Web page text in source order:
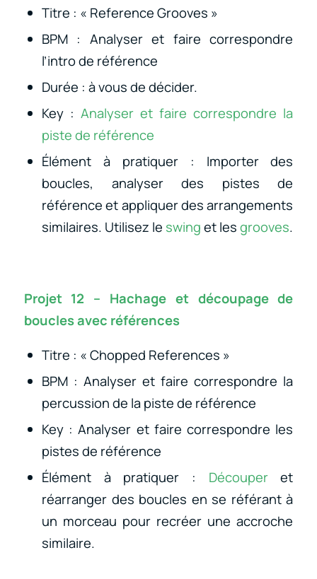
Titre : « Reference Grooves »
BPM : Analyser et faire correspondre
l’intro de référence
Durée : à vous de décider.
Key :Analyser et faire correspondre la
piste de référence
Élément à pratiquer : Importer des
boucles, analyser des pistes de
référence et appliquer des arrangements
similaires. Utilisez le swinget lesgrooves.
Projet 12 – Hachage et découpage de
boucles avec références
Titre : « Chopped References »
BPM : Analyser et faire correspondre la
percussion de la piste de référence
Key : Analyser et faire correspondre les
pistes de référence
Élément à pratiquer : Découperet
réarranger des boucles en se référant à
un morceau pour recréer une accroche
similaire.